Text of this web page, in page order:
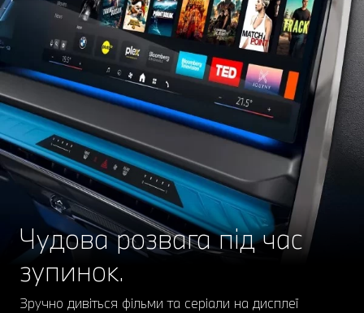
Чудова розвага під час
зупинок.
Зручно дивіться фільми та серіали на дисплеї